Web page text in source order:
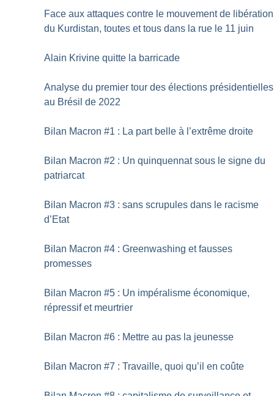
Face aux attaques contre le mouvement de libération
du Kurdistan, toutes et tous dans la rue le 11 juin
Alain Krivine quitte la barricade
Analyse du premier tour des élections présidentielles
au Brésil de 2022
Bilan Macron #1 : La part belle à l’extrême droite
Bilan Macron #2 : Un quinquennat sous le signe du
patriarcat
Bilan Macron #3 : sans scrupules dans le racisme
d’Etat
Bilan Macron #4 : Greenwashing et fausses
promesses
Bilan Macron #5 : Un impéralisme économique,
répressif et meurtrier
Bilan Macron #6 : Mettre au pas la jeunesse
Bilan Macron #7 : Travaille, quoi qu’il en coûte